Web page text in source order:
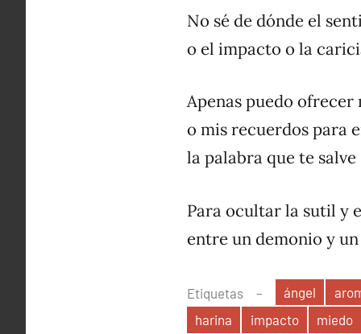
No sé de dónde el
o el impacto o la
Apenas puedo ofrecer
o mis recuerdos para
la palabra que te salve
Para ocultar la sutil y
entre un demonio y
Etiquetas ángel
harina
impacto miedo